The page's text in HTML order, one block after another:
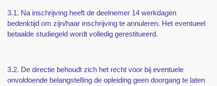
3.1. Na inschrijving heeft de deelnemer 14 werkdagen
bedenktijd om zijn/haar inschrijving te annuleren. Het eventueel
betaalde studiegeld wordt volledig gerestitueerd.
3.2. De directie behoudt zich het recht voor bij eventuele
onvoldoende belangstelling de opleiding geen doorgang te laten